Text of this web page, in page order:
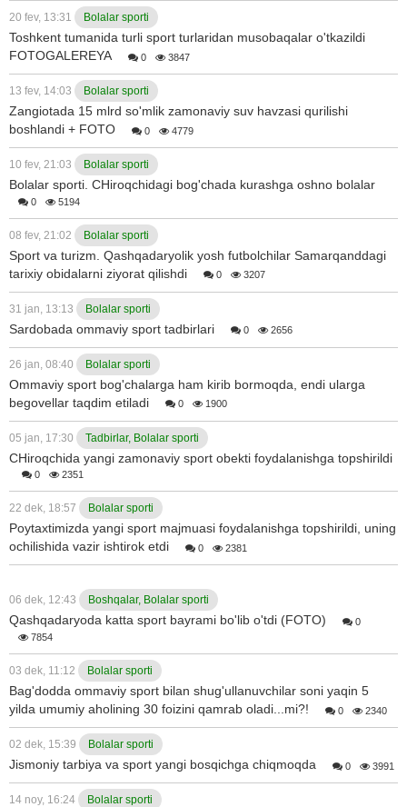
20 fev, 13:31 Bolalar sporti
Toshkent tumanida turli sport turlaridan musobaqalar o'tkazildi
FOTOGALEREYA
0 3847
13 fev, 14:03 Bolalar sporti
Zangiotada 15 mlrd so'mlik zamonaviy suv havzasi qurilishi
boshlandi + FOTO
0 4779
10 fev, 21:03 Bolalar sporti
Bolalar sporti. CHiroqchidagi bog'chada kurashga oshno bolalar
0 5194
08 fev, 21:02 Bolalar sporti
Sport va turizm. Qashqadaryolik yosh futbolchilar Samarqanddagi
tarixiy obidalarni ziyorat qilishdi
0 3207
31 jan, 13:13 Bolalar sporti
Sardobada ommaviy sport tadbirlari 0 2656
26 jan, 08:40 Bolalar sporti
Ommaviy sport bog'chalarga ham kirib bormoqda, endi ularga
begovellar taqdim etiladi
0 1900
05 jan, 17:30 Tadbirlar, Bolalar sporti
CHiroqchida yangi zamonaviy sport obekti foydalanishga topshirildi
0 2351
22 dek, 18:57 Bolalar sporti
Poytaxtimizda yangi sport majmuasi foydalanishga topshirildi, uning
ochilishida vazir ishtirok etdi
0 2381
06 dek, 12:43 Boshqalar, Bolalar sporti
Qashqadaryoda katta sport bayrami bo'lib o'tdi (FOTO)
0
7854
03 dek, 11:12 Bolalar sporti
Bag'dodda ommaviy sport bilan shug'ullanuvchilar soni yaqin 5
yilda umumiy aholining 30 foizini qamrab oladi...mi?!
0 2340
02 dek, 15:39 Bolalar sporti
Jismoniy tarbiya va sport yangi bosqichga chiqmoqda 0 3991
14 noy, 16:24 Bolalar sporti